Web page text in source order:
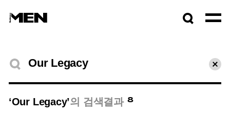
검색결과
초기
‘Our Legacy’의 검색결과 8